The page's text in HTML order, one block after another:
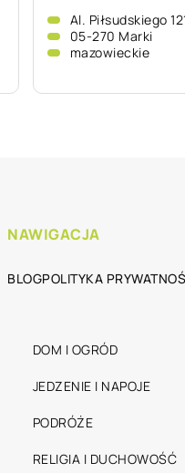
Al. Piłsudskiego
05-270 Marki
mazowieckie
NAWIGACJA
BLOGPOLITYKA
DOM I OGRÓD
JEDZENIE I NAPOJE
PODRÓŻE
RELIGIA I DUCHOWOŚĆ